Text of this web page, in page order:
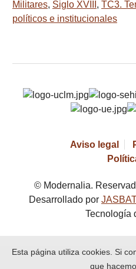
Militares, Siglo XVIII , TC3.
políticos e institucionales
Aviso legal
© Modernalia.
Desarrollado por
Tecnología
Esta página utiliza cookies. Si
que